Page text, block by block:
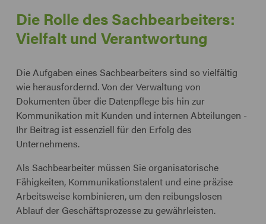
Die Rolle des Sachbearbeiters:
Vielfalt und Verantwortung
Die Aufgaben eines Sachbearbeiters sind so vielfältig
wie herausfordernd. Von der Verwaltung von
Dokumenten über die Datenpflege bis hin zur
Kommunikation mit Kunden und internen Abteilungen -
Ihr Beitrag ist essenziell für den Erfolg des
Unternehmens.
Als Sachbearbeiter müssen Sie organisatorische
Fähigkeiten, Kommunikationstalent und eine präzise
Arbeitsweise kombinieren, um den reibungslosen
Ablauf der Geschäftsprozesse zu gewährleisten.